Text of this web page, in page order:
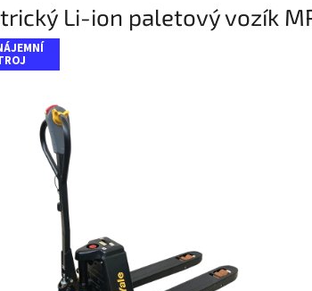
Li-ion paletový vozík